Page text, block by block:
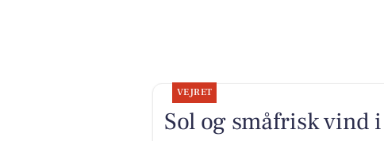
VEJRET
Sol og småfrisk vind